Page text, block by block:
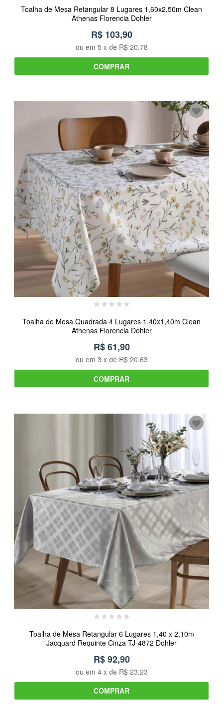
Toalha de Mesa Retangular 8 Lugares 1,60x2,50m Clean
Athenas Florencia Dohler
R$ 103,90
ou em 5 x de R$ 20,78
COMPRAR
Toalha de Mesa Quadrada 4 Lugares 1,40x1,40m Clean
Athenas Florencia Dohler
R$ 61,90
ou em 3 x de R$ 20,63
COMPRAR
Toalha de Mesa Retangular 6 Lugares 1,40 x 2,10m
Jacquard Requinte Cinza TJ-4872 Dohler
R$ 92,90
ou em 4x de R$ 23,23
COMPRAR